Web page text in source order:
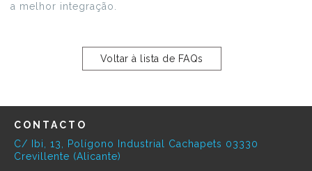
a melhor integração.
Voltar à lista de FAQs
CONTACTO
C/ Ibi, 13, Polígono Industrial Cachapets 03330
Crevillente (Alicante)